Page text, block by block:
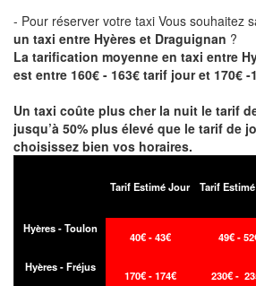
- Pour réserver votre taxi Vous souhaitez
un taxi entre Hyères et Draguignan ?
La tarification moyenne en taxi entre
est entre 160€ - 163€ tarif jour et 170€
Un taxi coûte plus cher la nuit le tarif
jusqu’à 50% plus élevé que le tarif de
choisissez bien vos horaires.
Tarif Estimé Jour Tarif
Hyères - Toulon
40€ - 43€ 49€ -
Hyères - Fréjus
170€ - 174€ 230€ -